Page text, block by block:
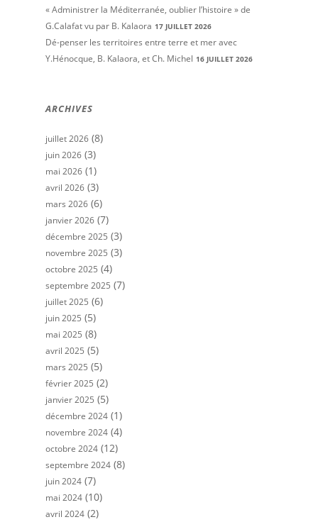
« Administrer la Méditerranée, oublier l’histoire » de
G.Calafat vu par B. Kalaora 17 JUILLET 2026
Dé-penser les territoires entre terre et mer avec
Y.Hénocque, B. Kalaora, et Ch. Michel 16 JUILLET 2026
ARCHIVES
juillet 2026 (8)
juin 2026 (3)
mai 2026 (1)
avril 2026 (3)
mars 2026 (6)
janvier 2026 (7)
décembre 2025 (3)
novembre 2025 (3)
octobre 2025 (4)
septembre 2025 (7)
juillet 2025 (6)
juin 2025 (5)
mai 2025 (8)
avril 2025 (5)
mars 2025 (5)
février 2025 (2)
janvier 2025 (5)
décembre 2024 (1)
novembre 2024 (4)
octobre 2024 (12)
septembre 2024 (8)
juin 2024 (7)
mai 2024 (10)
avril 2024 (2)